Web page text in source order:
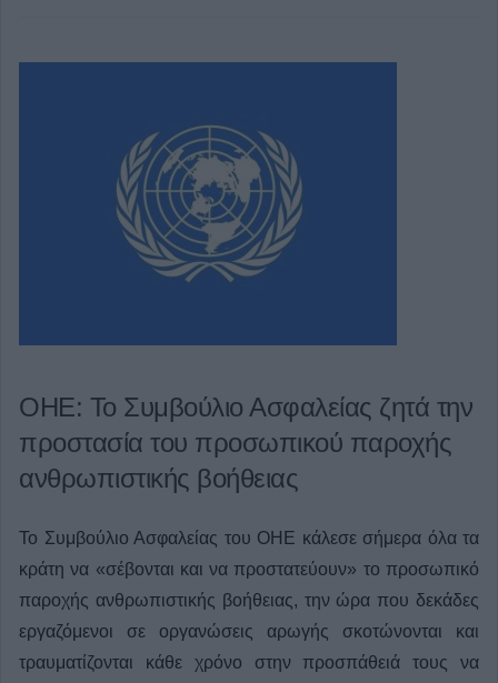
ΟΗΕ: Το Συμβούλιο Ασφαλείας ζητά την
προστασία του προσωπικού παροχής
ανθρωπιστικής βοήθειας
Το Συμβούλιο Ασφαλείας του ΟΗΕ κάλεσε σήμερα όλα τα
κράτη να «σέβονται και να προστατεύουν» το προσωπικό
παροχής ανθρωπιστικής βοήθειας, την ώρα που δεκάδες
εργαζόμενοι σε οργανώσεις αρωγής σκοτώνονται και
τραυματίζονται κάθε χρόνο στην προσπάθειά τους να